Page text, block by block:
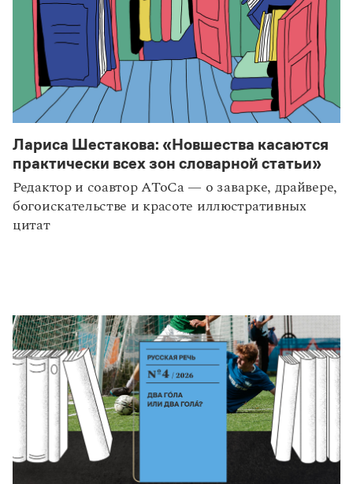
Лариса Шестакова: «Новшества касаются
практически всех зон словарной статьи»
Редактор и соавтор АТоСа — о заварке, драйвере,
богоискательстве и красоте иллюстративных
цитат